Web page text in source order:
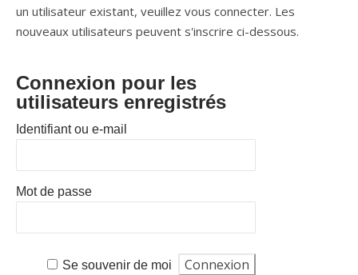
un utilisateur existant, veuillez vous connecter. Les
nouveaux utilisateurs peuvent s'inscrire ci-dessous.
Connexion pour les
utilisateurs enregistrés
Identifiant ou e-mail
Mot de passe
Se souvenir de moi